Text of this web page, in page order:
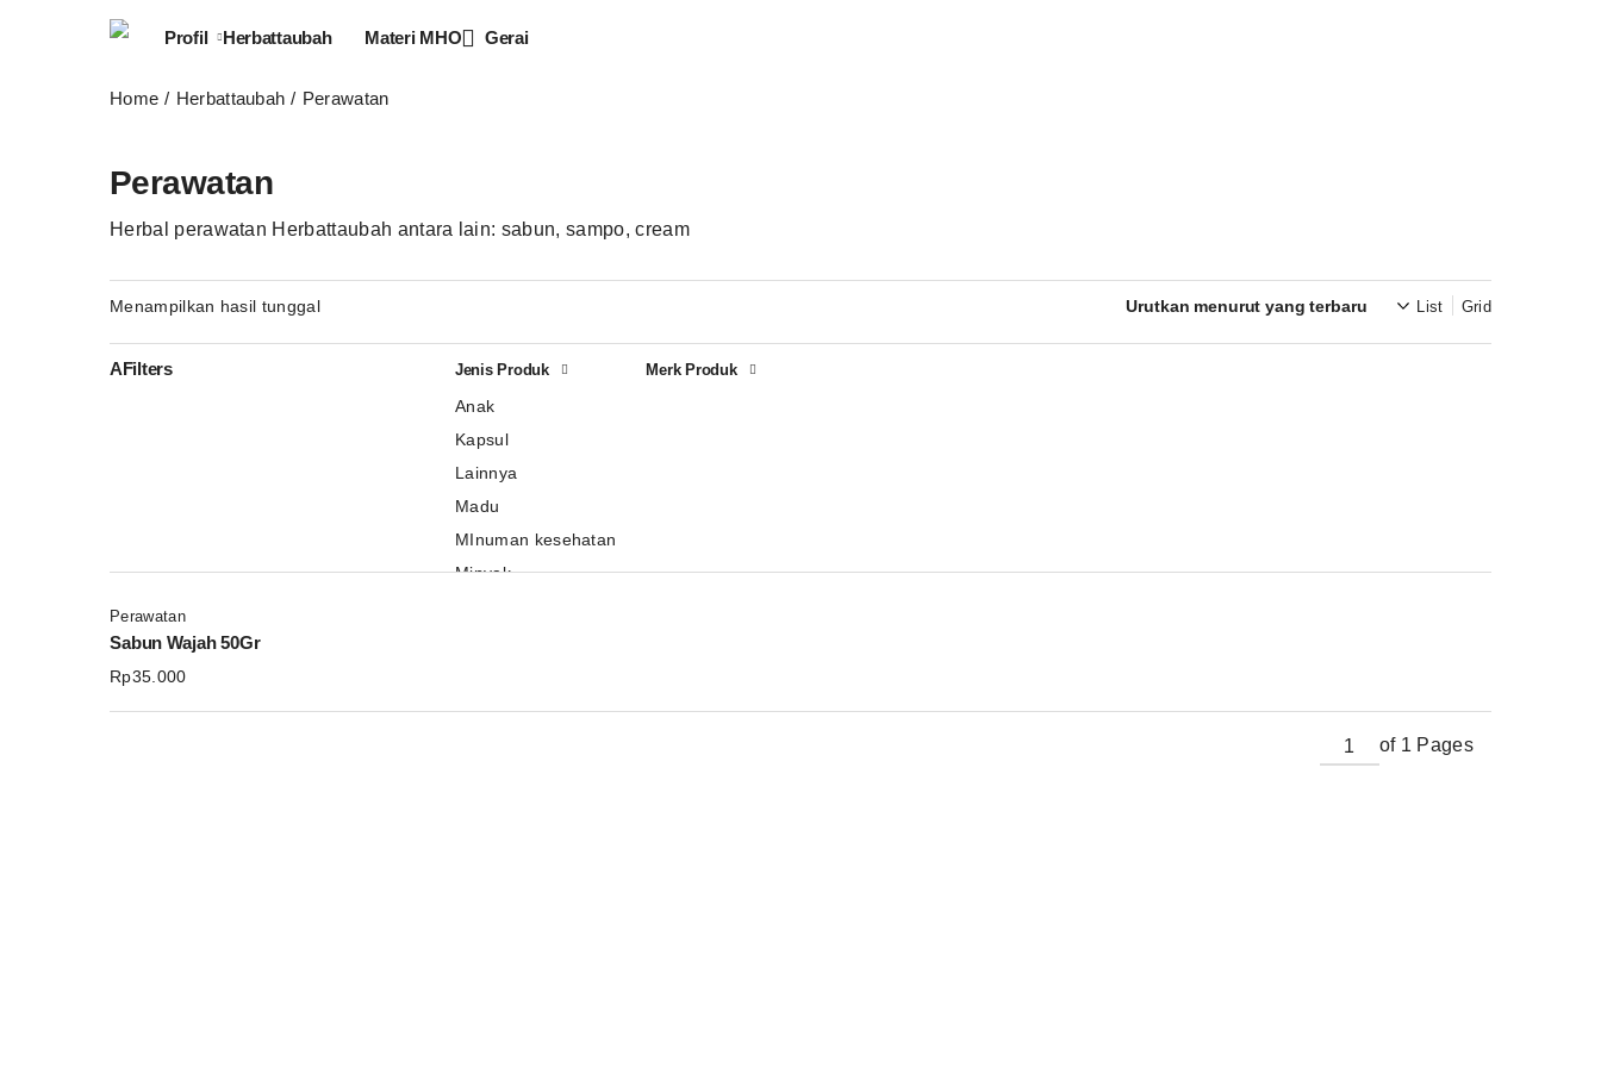
Profil Herbattaubah Materi MHO Gerai
Home Herbattaubah Perawatan
Perawatan
Herbal perawatan Herbattaubah antara lain: sabun, sampo, cream
Menampilkan hasil tunggal List Grid
AFilters Jenis Produk
Anak
Kapsul
Lainnya
Madu
MInuman kesehatan
Minyak
Merk Produk
Perawatan
Sabun Wajah 50Gr
Rp35.000
of 1 Pages